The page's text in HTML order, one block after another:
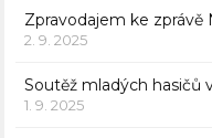
Zpravodajem ke zprávě
2. 9. 2025
Soutěž mladých hasičů
1. 9. 2025